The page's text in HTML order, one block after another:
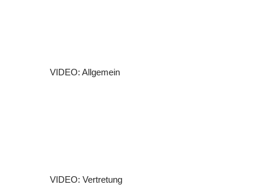
VIDEO: Allgemein
VIDEO: Vertretung